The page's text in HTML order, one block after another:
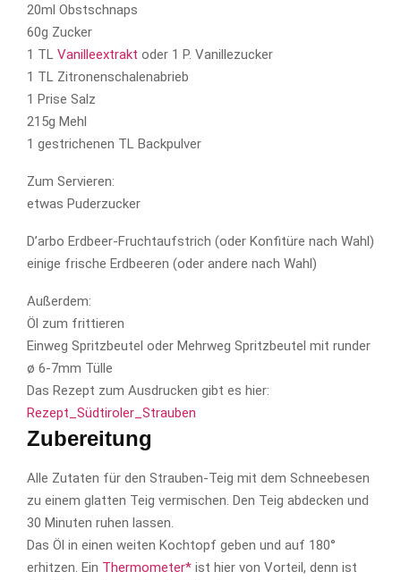
20ml Obstschnaps
60g Zucker
1 TL Vanilleextrakt oder 1 P. Vanillezucker
1 TL Zitronenschalenabrieb
1 Prise Salz
215g Mehl
1 gestrichenen TL Backpulver
Zum Servieren:
etwas Puderzucker
D’arbo Erdbeer-Fruchtaufstrich (oder Konfitüre nach Wahl)
einige frische Erdbeeren (oder andere nach Wahl)
Außerdem:
Öl zum frittieren
Einweg Spritzbeutel oder Mehrweg Spritzbeutel mit runder
ø 6-7mm Tülle
Das Rezept zum Ausdrucken gibt es hier:
Rezept_Südtiroler_Strauben
Zubereitung
Alle Zutaten für den Strauben-Teig mit dem Schneebesen
zu einem glatten Teig vermischen. Den Teig abdecken und
30 Minuten ruhen lassen.
Das Öl in einen weiten Kochtopf geben und auf 180°
erhitzen. Ein Thermometer* ist hier von Vorteil, denn ist